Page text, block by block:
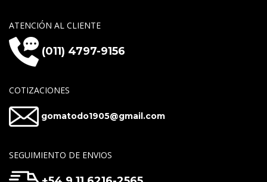
ATENCIÓN AL CLIENTE
(011) 4797-9156
COTIZACIONES
gomatodo1905@gmail.com
SEGUIMIENTO DE ENVIOS